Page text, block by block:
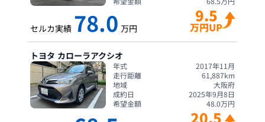
セルカ実績 78.0 万円
9.5
万円UP
トヨタ カローラアクシオ
年式
2017年11月
走行距離
61,887km
地域
大阪府
成約日
2025年9月8日
希望金額
48.0万円
20.5